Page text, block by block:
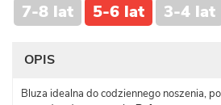
7-8 lat 5-6 lat 3-4 lat
OPIS
Bluza idealna do codziennego noszenia,